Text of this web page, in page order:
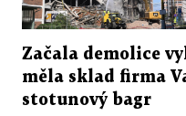
Začala demolice
měla sklad firma
stotunový bagr